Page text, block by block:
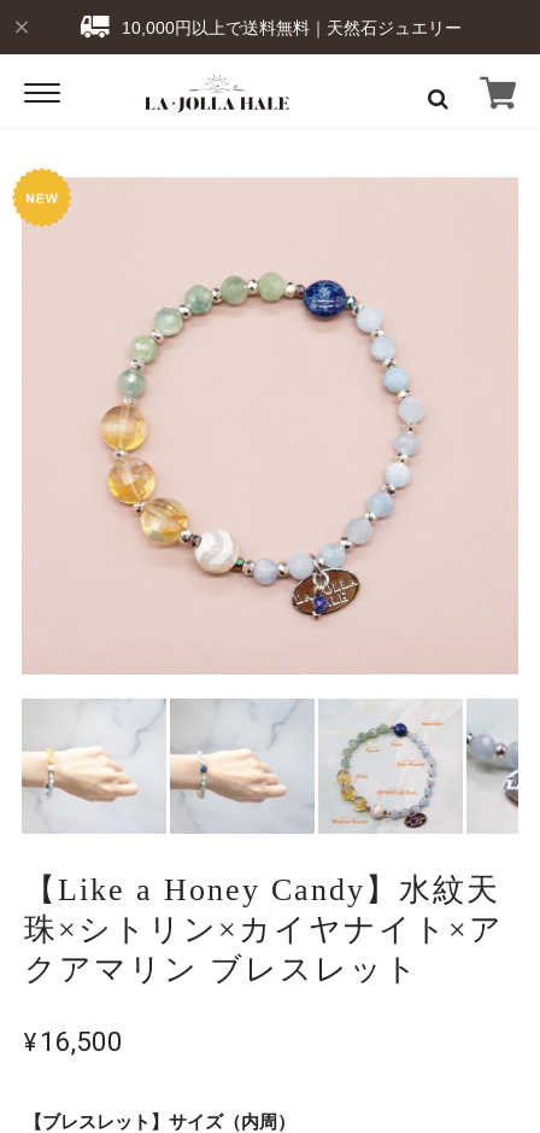
10,000円以上で送料無料｜天然石ジュエリー
【Like a Honey Candy】水紋天
珠×シトリン×カイヤナイト×ア
クアマリン ブレスレット
¥16,500
【ブレスレット】サイズ（内周）